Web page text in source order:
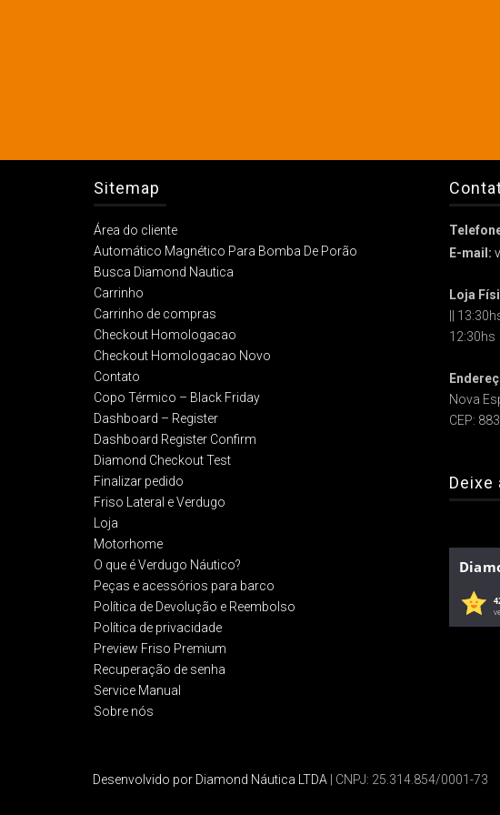
Sitemap
Área do cliente
Automático Magnético Para Bomba De Porão
Busca Diamond Nautica
Carrinho
Carrinho de compras
Checkout Homologacao
Checkout Homologacao Novo
Contato
Copo Térmico – Black Friday
Dashboard – Register
Dashboard Register Confirm
Diamond Checkout Test
Finalizar pedido
Friso Lateral e Verdugo
Loja
Motorhome
O que é Verdugo Náutico?
Peças e acessórios para barco
Política de Devolução e Reembolso​
Política de privacidade
Preview Friso Premium
Recuperação de senha
Service Manual
Sobre nós
E-mail:
Loja
||
12:30hs
Nova
CEP:
Deixe
Desenvolvido por Diamond Náutica LTDA | CNPJ: 25.314.854/0001-73